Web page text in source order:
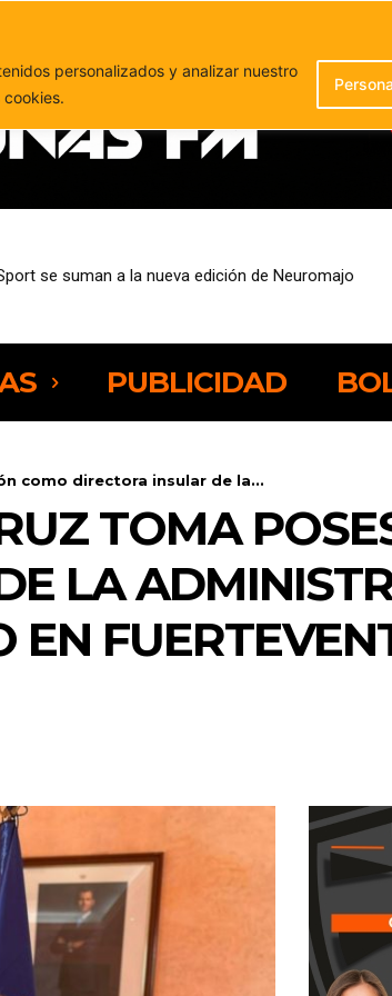
personalizados y analizar nuestro
se suman a la nueva edición de Neuromajo
de 25 a 44 años
PUBLICIDAD
como directora insular de la...
TOMA
LA
EN